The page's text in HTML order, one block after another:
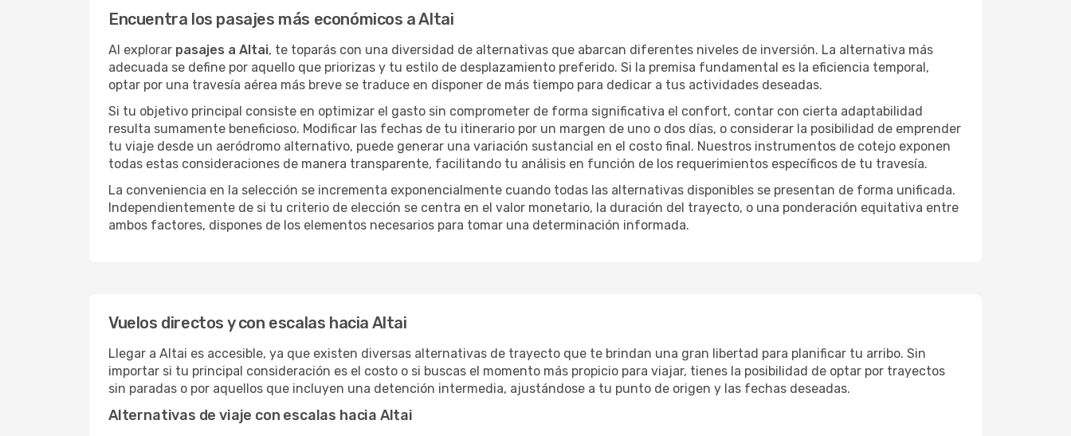
Encuentra los pasajes más económicos a Altai
Al explorar pasajes a Altai, te toparás con una diversidad de alternativas que abarcan diferentes niveles de inversión. La alternativa más
adecuada se define por aquello que priorizas y tu estilo de desplazamiento preferido. Si la premisa fundamental es la eficiencia temporal,
optar por una travesía aérea más breve se traduce en disponer de más tiempo para dedicar a tus actividades deseadas.
Si tu objetivo principal consiste en optimizar el gasto sin comprometer de forma significativa el confort, contar con cierta adaptabilidad
resulta sumamente beneficioso. Modificar las fechas de tu itinerario por un margen de uno o dos días, o considerar la posibilidad de emprender
tu viaje desde un aeródromo alternativo, puede generar una variación sustancial en el costo final. Nuestros instrumentos de cotejo exponen
todas estas consideraciones de manera transparente, facilitando tu análisis en función de los requerimientos específicos de tu travesía.
La conveniencia en la selección se incrementa exponencialmente cuando todas las alternativas disponibles se presentan de forma unificada.
Independientemente de si tu criterio de elección se centra en el valor monetario, la duración del trayecto, o una ponderación equitativa entre
ambos factores, dispones de los elementos necesarios para tomar una determinación informada.
Vuelos directos y con escalas hacia Altai
Llegar a Altai es accesible, ya que existen diversas alternativas de trayecto que te brindan una gran libertad para planificar tu arribo. Sin
importar si tu principal consideración es el costo o si buscas el momento más propicio para viajar, tienes la posibilidad de optar por trayectos
sin paradas o por aquellos que incluyen una detención intermedia, ajustándose a tu punto de origen y las fechas deseadas.
Alternativas de viaje con escalas hacia Altai